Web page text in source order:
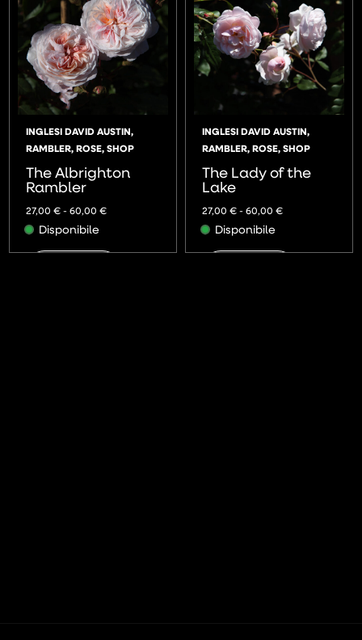
INGLESI DAVID AUSTIN,
RAMBLER,ROSE,SHOP
The Albrighton
Rambler
27,00€ - 60,00€
Disponibile
INGLESI DAVID AUSTIN,
RAMBLER,ROSE,SHOP
The Lady of the
Lake
27,00 € - 60,00 €
Disponibile